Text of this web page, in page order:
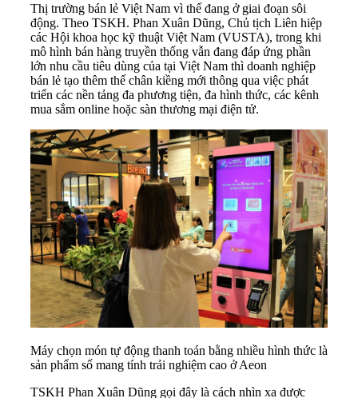
Thị trường bán lẻ Việt Nam vì thế đang ở giai đoạn sôi
động. Theo TSKH. Phan Xuân Dũng, Chủ tịch Liên hiệp
các Hội khoa học kỹ thuật Việt Nam (VUSTA), trong khi
mô hình bán hàng truyền thống vẫn đang đáp ứng phần
lớn nhu cầu tiêu dùng của tại Việt Nam thì doanh nghiệp
bán lẻ tạo thêm thế chân kiềng mới thông qua việc phát
triển các nền tảng đa phương tiện, đa hình thức, các kênh
mua sắm online hoặc sàn thương mại điện tử.
Máy chọn món tự động thanh toán bằng nhiều hình thức là
sản phẩm số mang tính trải nghiệm cao ở Aeon
TSKH Phan Xuân Dũng gọi đây là cách nhìn xa được